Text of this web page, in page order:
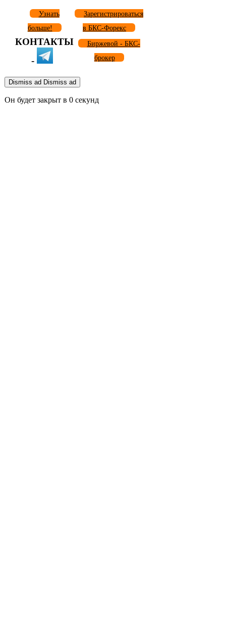
Узнать
больше!
Зарегистрироваться
в БКС-Форекс
КОНТАКТЫ
-
Биржевой - БКС-
брокер
Dismiss ad Dismiss ad
Он будет закрыт в 0 секунд